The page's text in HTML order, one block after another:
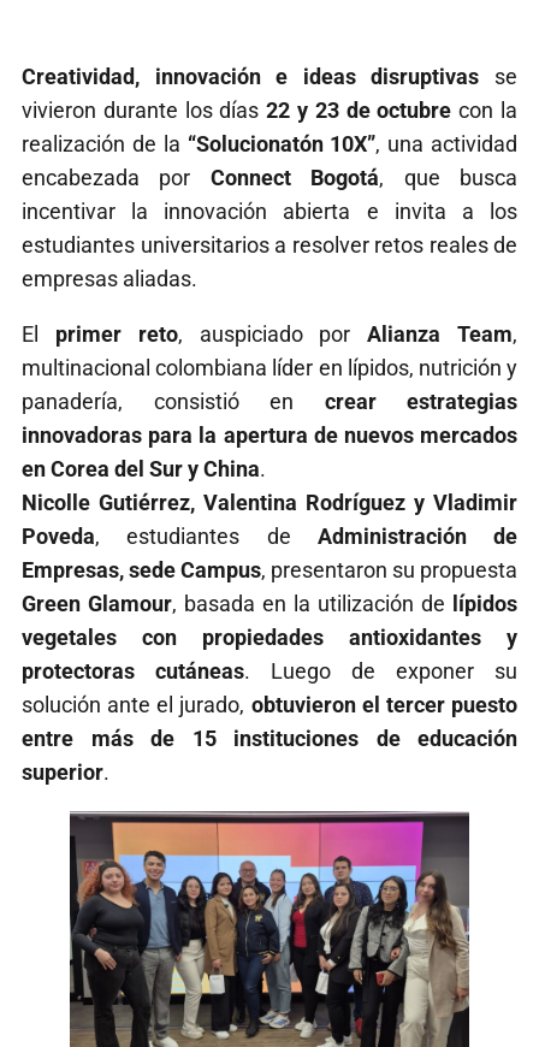
Creatividad, innovación e ideas disruptivas se
vivieron durante los días22 y 23 de octubre con la
realización de la “Solucionatón 10X”, una actividad
encabezada por Connect Bogotá, que busca
incentivar la innovación abierta e invita a los
estudiantes universitarios a resolver retos reales de
empresas aliadas.
El primer reto, auspiciado porAlianza Team,
multinacional colombiana líder en lípidos, nutrición y
panadería, consistió en crear estrategias
innovadoras para la apertura de nuevos mercados
en Corea del Sur y China.
Nicolle Gutiérrez, Valentina Rodríguez y Vladimir
Poveda, estudiantes de Administración de
Empresas, sede Campus, presentaron su propuesta
Green Glamour, basada en la utilización de
lípidos
vegetales con propiedades antioxidantes y
protectoras cutáneas. Luego de exponer su
solución ante el jurado, obtuvieron el tercer puesto
entre más de 15 instituciones de educación
superior.